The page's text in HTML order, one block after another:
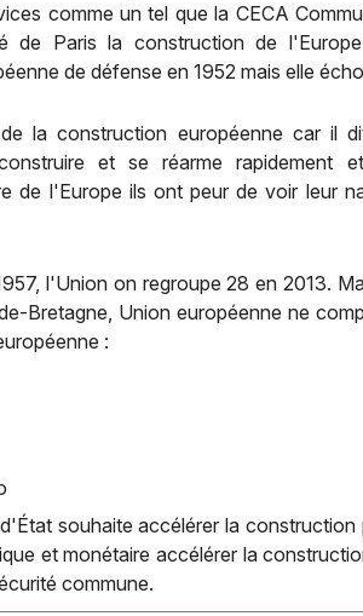
comme un tel que la CECA
de Paris la construction de
de défense en 1952 mais elle
la construction européenne car il
et se réarme rapidement
de l'Europe ils ont peur de voir leur
l'Union on regroupe 28 en 2013.
Bretagne, Union européenne ne
:
souhaite accélérer la
et monétaire accélérer la
commune.